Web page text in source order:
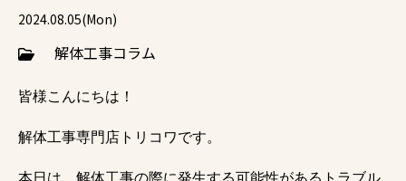
2024.08.05(Mon)
解体工事コラム
皆様こんにちは！
解体工事専門店トリコワです。
本日は、解体工事の際に発生する可能性があるトラブル